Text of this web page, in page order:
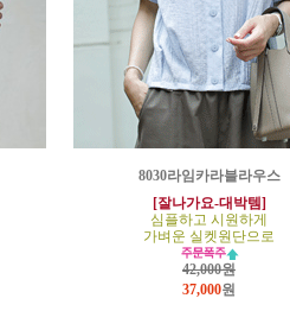
8030라임카라블라우스
[잘나가요-대박템]
심플하고 시원하게
가벼운 실켓원단으로
42,000원
37,000원